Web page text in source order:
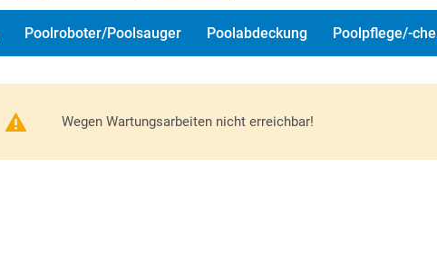
Poolroboter/Poolsauger Poolabdeckung Poolpflege/-
Wegen Wartungsarbeiten nicht erreichbar!